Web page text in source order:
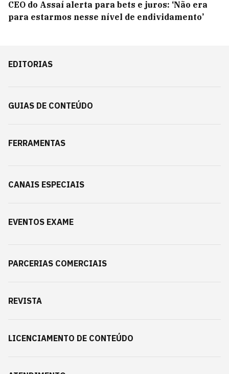
CEO do Assaí alerta para bets e juros: ‘Não era
para estarmos nesse nível de endividamento’
EDITORIAS
GUIAS DE CONTEÚDO
FERRAMENTAS
CANAIS ESPECIAIS
EVENTOS EXAME
PARCERIAS COMERCIAIS
REVISTA
LICENCIAMENTO DE CONTEÚDO